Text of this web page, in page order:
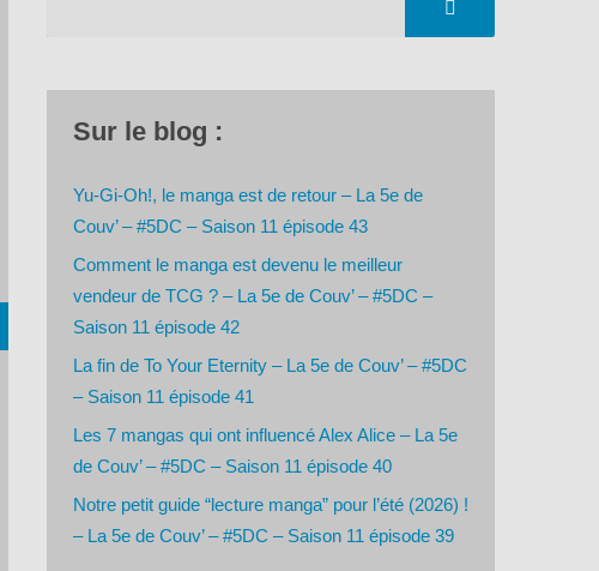
Sur le blog :
Yu-Gi-Oh!, le manga est de retour – La 5e de
Couv’ – #5DC – Saison 11 épisode 43
Comment le manga est devenu le meilleur
vendeur de TCG ? – La 5e de Couv’ – #5DC –
Saison 11 épisode 42
La fin de To Your Eternity – La 5e de Couv’ – #5DC
– Saison 11 épisode 41
Les 7 mangas qui ont influencé Alex Alice – La 5e
de Couv’ – #5DC – Saison 11 épisode 40
Notre petit guide “lecture manga” pour l’été (2026) !
– La 5e de Couv’ – #5DC – Saison 11 épisode 39